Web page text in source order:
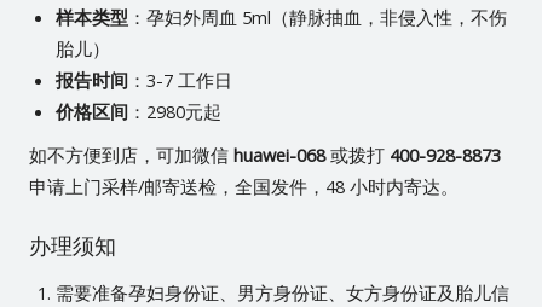
样本类型 ：孕妇外周血 5ml（静脉抽血，非侵入性，不伤
胎儿）
报告时间：3-7 工作日
价格区间：2980元起
如不方便到店，可加微信 huawei-068或拨打 400-928-8873
申请上门采样/邮寄送检，全国发件，48 小时内寄达。
办理须知
需要准备孕妇身份证、男方身份证、女方身份证及胎儿信